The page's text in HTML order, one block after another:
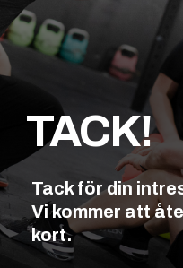
TACK!
Tack för din
Vi kommer att
kort.